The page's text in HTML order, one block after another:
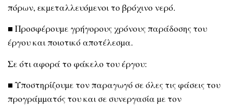
πόρων, εκµεταλλευόµενοι το βρόχινο νερό.
■ Προσφέρουµε γρήγορους χρόνους παράδοσης του
έργου και ποιοτικό αποτέλεσµα.
Σε ότι αφορά το φάκελο του έργου:
■ Υποστηρίζουµε τον παραγωγό σε όλες τις φάσεις του
προγράµµατός του και σε συνεργασία µε τον